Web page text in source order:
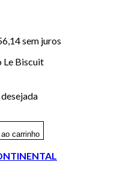
sem juros
Le Biscuit
carrinho